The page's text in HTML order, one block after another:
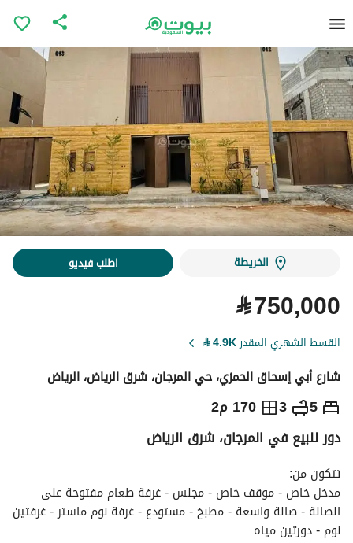
الخريطة اطلب فيديو
⃁750,000
القسط الشهري المقدر4.9K
⃁
شارع أبي إسحاق الحمزي، حي المرجان، شرق الرياض، الرياض
5
3 170 م2 ⃁
750,000
التفاصيل معلومات ترخيص الإعلان
دور للبيع في المرجان، شرق الرياض
تتكون من:
نوم - دورتين مياه